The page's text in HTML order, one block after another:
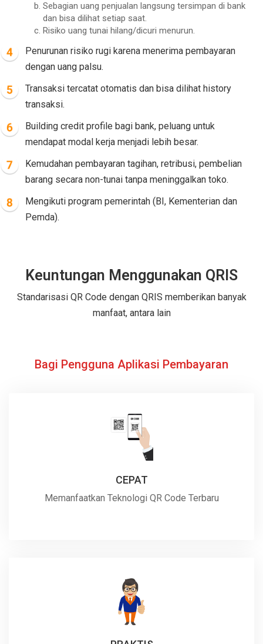
Sebagian uang penjualan langsung tersimpan di bank
dan bisa dilihat setiap saat.
Risiko uang tunai hilang/dicuri menurun.
Penurunan risiko rugi karena menerima pembayaran
dengan uang palsu.
Transaksi tercatat otomatis dan bisa dilihat history
transaksi.
Building credit profile bagi bank, peluang untuk
mendapat modal kerja menjadi lebih besar.
Kemudahan pembayaran tagihan, retribusi, pembelian
barang secara non-tunai tanpa meninggalkan toko.
Mengikuti program pemerintah (BI, Kementerian dan
Pemda).
Keuntungan Menggunakan QRIS
Standarisasi QR Code dengan QRIS memberikan banyak
manfaat, antara lain
Bagi Pengguna Aplikasi Pembayaran
CEPAT
Memanfaatkan Teknologi QR Code Terbaru